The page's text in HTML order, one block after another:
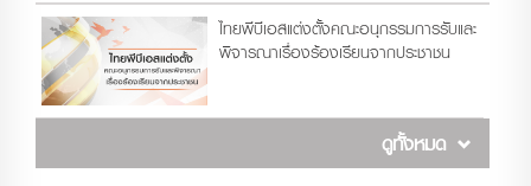
ไทยพีบีเอสแต่งตั้งคณะอนุกรรมการรับและ
พิจารณาเรื่องร้องเรียนจากประชาชน
ดูทั้งหมด